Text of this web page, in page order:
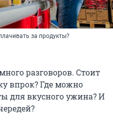
за продукты?
разговоров. Стоит
впрок? Где можно
для вкусного ужина? И